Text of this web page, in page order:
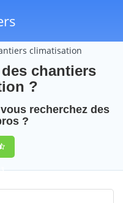
climatisation
chantiers
?
recherchez des
?